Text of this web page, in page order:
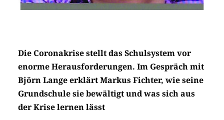
Die Coronakrise stellt das Schulsystem vor
enorme Herausforderungen. Im Gespräch mit
Björn Lange erklärt Markus Fichter, wie seine
Grundschule sie bewältigt und was sich aus
der Krise lernen lässt